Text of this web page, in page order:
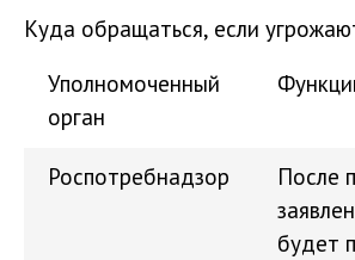
Куда обращаться, если
Уполномоченный
орган
Роспотребнадзор
После
будет